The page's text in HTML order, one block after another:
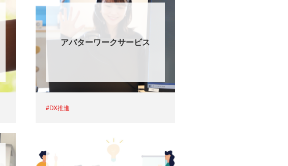
アバターワークサービス
#DX推進